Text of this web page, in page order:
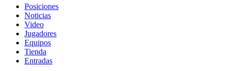
Posiciones
Noticias
Video
Jugadores
Equipos
Tienda
Entradas